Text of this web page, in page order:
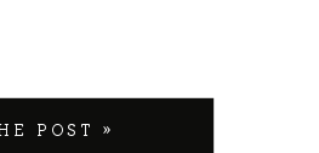
POST »